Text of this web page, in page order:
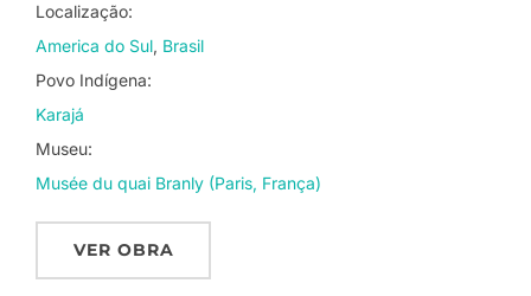
Localização:
America do Sul Brasil
Povo Indígena:
Karajá
Museu:
Musée du quai Branly (Paris, França)
VER OBRA